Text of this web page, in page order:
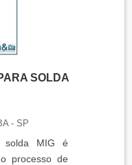
SOLDA
- SP
solda MIG é
processo de